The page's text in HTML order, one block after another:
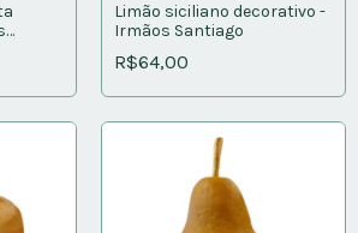
Limão siciliano decorativo -
Irmãos Santiago
R$64,00